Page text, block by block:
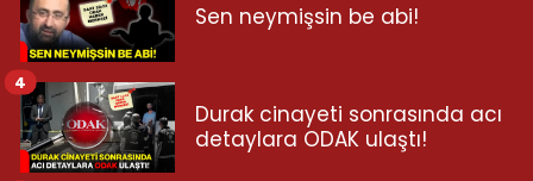
Sen neymişsin be abi!
Durak cinayeti sonrasında acı
detaylara ODAK ulaştı!
4